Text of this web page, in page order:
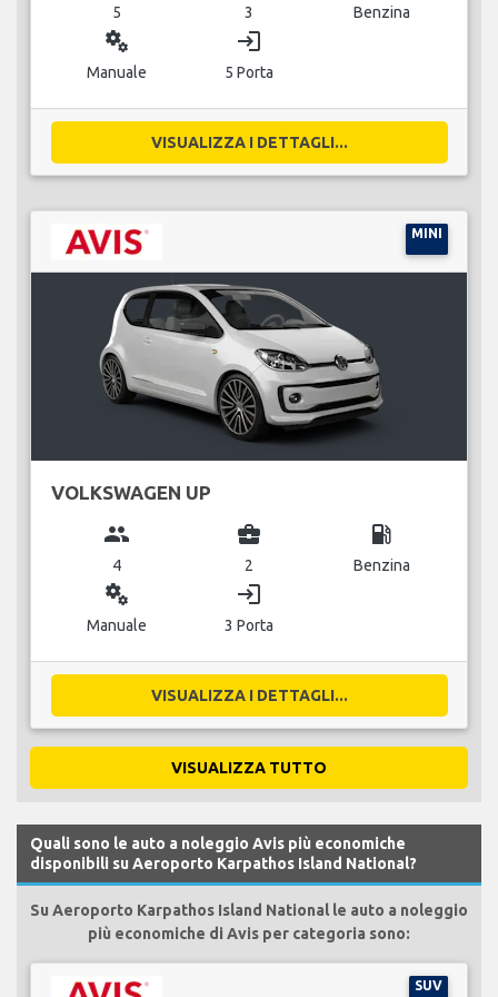
5 3 Benzina
miscellaneous_services
Manuale
login
5 Porta
VISUALIZZA I DETTAGLI...
MINI
VOLKSWAGEN UP
group
4
business_center
2
local_gas_station
Benzina
miscellaneous_services
Manuale
login
3 Porta
VISUALIZZA I DETTAGLI...
VISUALIZZA TUTTO
Quali sono le auto a noleggio Avis più economiche
disponibili su Aeroporto Karpathos Island National?
Su Aeroporto Karpathos Island National le auto a noleggio
più economiche di Avis per categoria sono:
SUV